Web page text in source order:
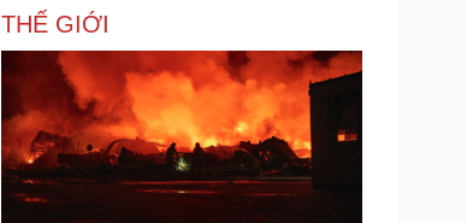
THẾ GIỚI